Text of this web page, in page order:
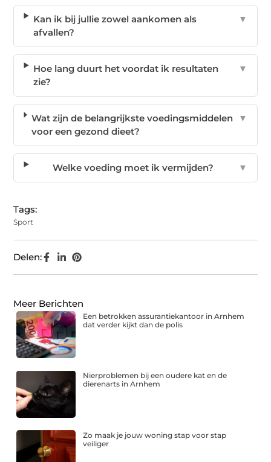
Kan ik bij jullie zowel aankomen als
afvallen?
▼
Hoe lang duurt het voordat ik resultaten
zie?
▼
Wat zijn de belangrijkste voedingsmiddelen
voor een gezond dieet?
▼
Welke voeding moet ik vermijden? ▼
Tags:
Sport
Delen:
Meer Berichten
Een betrokken assurantiekantoor in Arnhem
dat verder kijkt dan de polis
Nierproblemen bij een oudere kat en de
dierenarts in Arnhem
Zo maak je jouw woning stap voor stap
veiliger